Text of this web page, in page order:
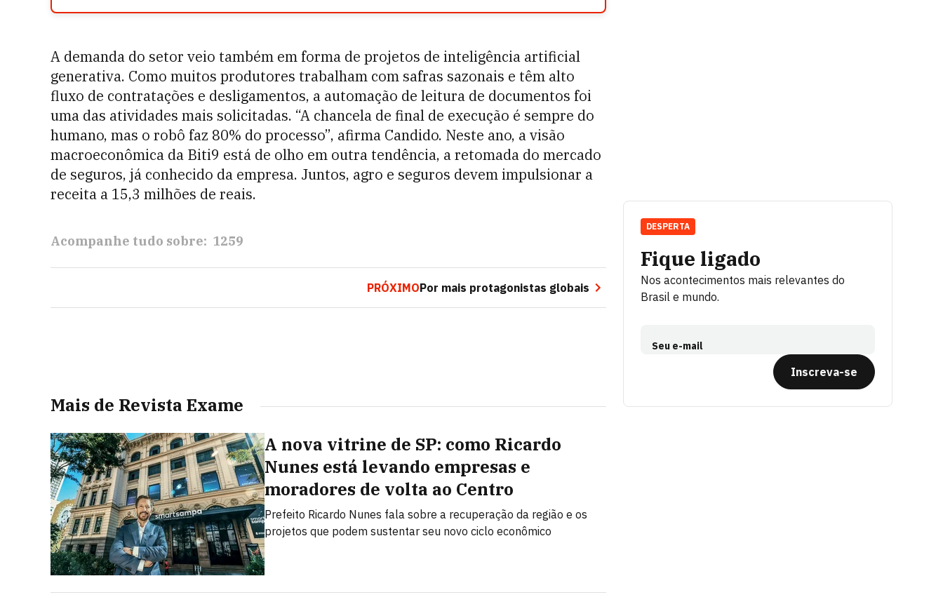
A demanda do setor veio também em forma de projetos de inteligência artificial
generativa. Como muitos produtores trabalham com safras sazonais e têm alto
fluxo de contratações e desligamentos, a automação de leitura de documentos foi
uma das atividades mais solicitadas. “A chancela de final de execução é sempre do
humano, mas o robô faz 80% do processo”, afirma Candido. Neste ano, a visão
macroeconômica da Biti9 está de olho em outra tendência, a retomada do mercado
de seguros, já conhecido da empresa. Juntos, agro e seguros devem impulsionar a
receita a 15,3 milhões de reais.
Acompanhe tudo sobre: 1259
PRÓXIMOPor mais protagonistas globais
Mais de Revista Exame
A nova vitrine de SP: como Ricardo
Nunes está levando empresas e
moradores de volta ao Centro
Prefeito Ricardo Nunes fala sobre a recuperação da região e os
projetos que podem sustentar seu novo ciclo econômico
Fique ligado
Nos acontecimentos mais relevantes do
Brasil e mundo.
Seu e-mail
Inscreva-se
DESPERTA